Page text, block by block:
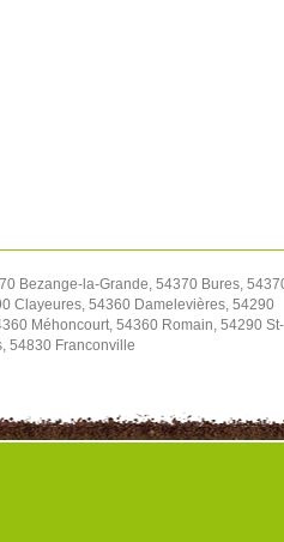
Bezange-la-Grande, 54370 Bures,
Clayeures, 54360 Damelevières, 54290
Méhoncourt, 54360 Romain, 54290 St-
54830 Franconville